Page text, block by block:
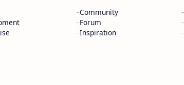
Community
Forum
Inspiration